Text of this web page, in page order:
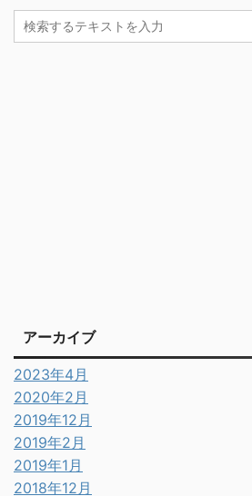
アーカイブ
2023年4月
2020年2月
2019年12月
2019年2月
2019年1月
2018年12月